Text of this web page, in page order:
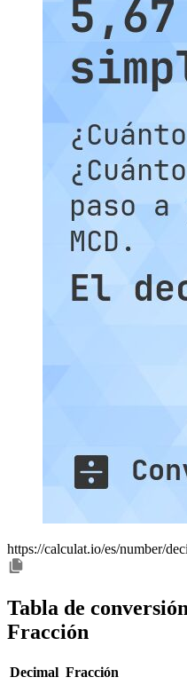
https://calculat.io/es/number/
Tabla de
Fracción
Decimal Fracción